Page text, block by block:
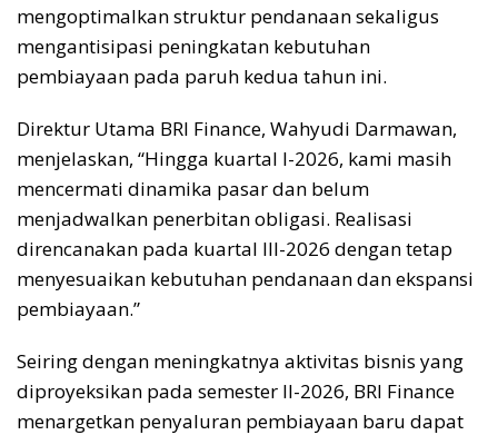
mengoptimalkan struktur pendanaan sekaligus
mengantisipasi peningkatan kebutuhan
pembiayaan pada paruh kedua tahun ini.
Direktur Utama BRI Finance, Wahyudi Darmawan,
menjelaskan, “Hingga kuartal I-2026, kami masih
mencermati dinamika pasar dan belum
menjadwalkan penerbitan obligasi. Realisasi
direncanakan pada kuartal III-2026 dengan tetap
menyesuaikan kebutuhan pendanaan dan ekspansi
pembiayaan.”
Seiring dengan meningkatnya aktivitas bisnis yang
diproyeksikan pada semester II-2026, BRI Finance
menargetkan penyaluran pembiayaan baru dapat